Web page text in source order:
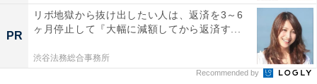
くり」という意見も。手軽さを重視したい人や、デスク
周りをスッキリさせたい人には、おすすめの商品といえ
PR
リボ地獄から抜け出したい人は、返済を3～6
ヶ月停止して『大幅に減額してから返済す...
渋谷法務総合事務所
Recommended by